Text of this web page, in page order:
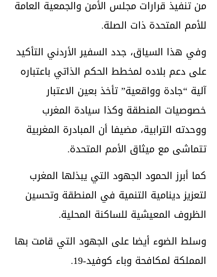
من تنفيذ قرارات مجلس الأمن والجمعية العامة
للأمم المتحدة ذات الصلة.
وفي هذا السياق، جدد السفير الأردني التأكيد
على دعم بلاده لمخطط الحكم الذاتي باعتباره
آلية “جادة وواقعية” تأخذ بعين الاعتبار
خصوصيات المنطقة وكذا سيادة المغرب
ووحدته الترابية، مضيفا أن المبادرة المغربية
تتماشى مع ميثاق الأمم المتحدة.
كما أبرز الحمود الجهود التي يبذلها المغرب
لتعزيز دينامية التنمية في المنطقة وتحسين
الظروف المعيشية للساكنة المحلية.
وسلط الضوء أيضا على الجهود التي قامت بها
المملكة لمكافحة وباء كوفيد-19.